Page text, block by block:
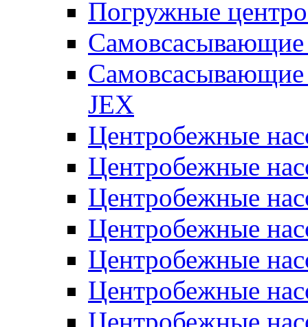
Погружные
Самовсасывающие
Самовсасывающие
JEX
Центробежные
Центробежные
Центробежные
Центробежные
Центробежные
Центробежные
Центробежные